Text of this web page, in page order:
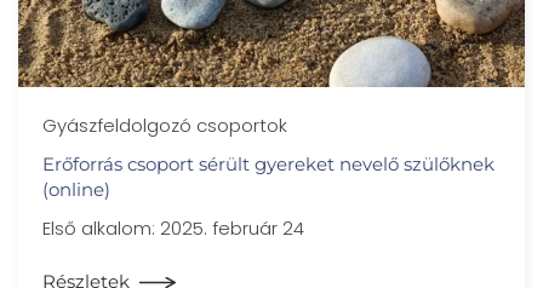
Gyászfeldolgozó csoportok
Erőforrás csoport sérült gyereket nevelő szülőknek
(online)
Első alkalom: 2025. február 24
Részletek